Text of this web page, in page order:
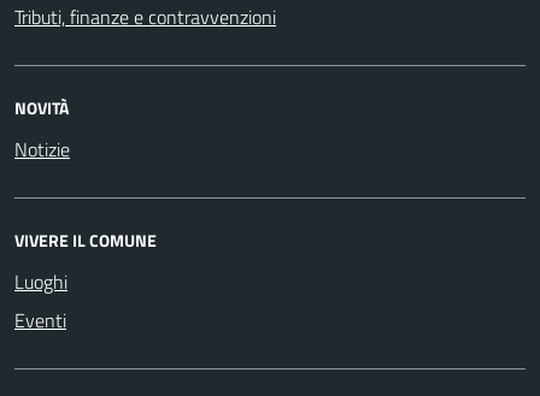
Tributi, finanze e contravvenzioni
NOVITÀ
Notizie
VIVERE IL COMUNE
Luoghi
Eventi